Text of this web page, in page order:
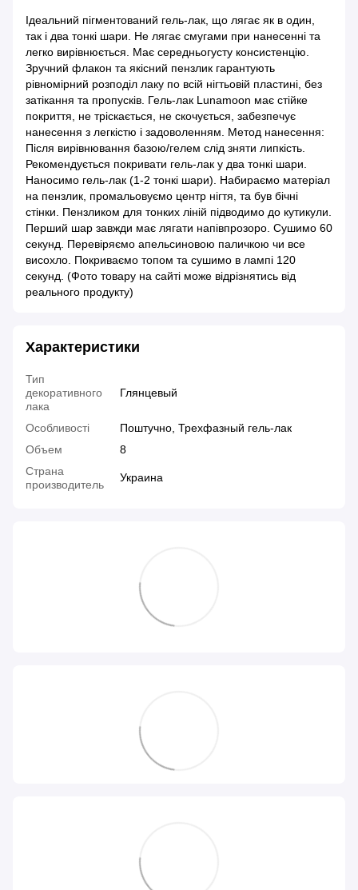
Ідеальний пігментований гель-лак, що лягає як в один,
так і два тонкі шари. Не лягає смугами при нанесенні та
легко вирівнюється. Має середньогусту консистенцію.
Зручний флакон та якісний пензлик гарантують
рівномірний розподіл лаку по всій нігтьовій пластині, без
затікання та пропусків. Гель-лак Lunamoon має стійке
покриття, не тріскається, не скочується, забезпечує
нанесення з легкістю і задоволенням. Метод нанесення:
Після вирівнювання базою/гелем слід зняти липкість.
Рекомендується покривати гель-лак у два тонкі шари.
Наносимо гель-лак (1-2 тонкі шари). Набираємо матеріал
на пензлик, промальовуємо центр нігтя, та був бічні
стінки. Пензликом для тонких ліній підводимо до кутикули.
Перший шар завжди має лягати напівпрозоро. Сушимо 60
секунд. Перевіряємо апельсиновою паличкою чи все
висохло. Покриваємо топом та сушимо в лампі 120
секунд. (Фото товару на сайті може відрізнятись від
реального продукту)
Характеристики
Тип
декоративного
лака
Глянцевый
Особливості
Поштучно, Трехфазный гель-лак
Объем
8
Страна
производитель
Украина